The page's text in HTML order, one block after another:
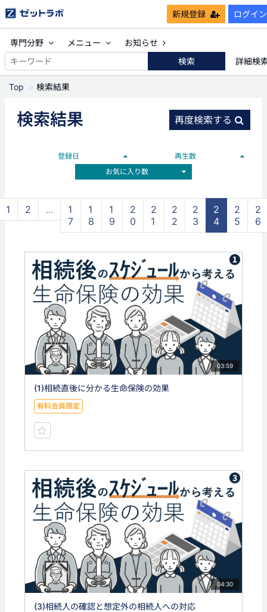
新規登録 ログイン
専門分野 メニュー
お知らせ
検索
詳細検
Top 検索結果
検索結果 再度検索する
登録日
再生数
お気に入り数
1 2 ...
1
7
1
8
1
9
2
0
2
1
2
2
2
3
2
4
2
5
2
6
03:59
(1)相続直後に分かる生命保険の効果
有料会員限定
04:30
(3)相続人の確認と想定外の相続人への対応